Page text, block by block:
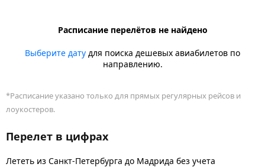
Расписание перелётов не найдено
Выберите дату для поиска дешевых авиабилетов по
направлению.
*Расписание указано только для прямых регулярных рейсов и
лоукостеров.
Перелет в цифрах
Лететь из Санкт-Петербурга до Мадрида без учета